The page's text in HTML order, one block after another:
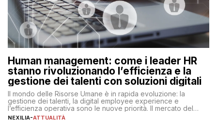
Human management: come i leader HR
stanno rivoluzionando l’efficienza e la
gestione dei talenti con soluzioni digitali
Il mondo delle Risorse Umane è in rapida evoluzione: la
gestione dei talenti, la digital employee experience e
l’efficienza operativa sono le nuove priorità. Il mercato del
lavoro, d’altra parte, è sempre più competitivo con una lotta
NEXILIA-ATTUALITÀ